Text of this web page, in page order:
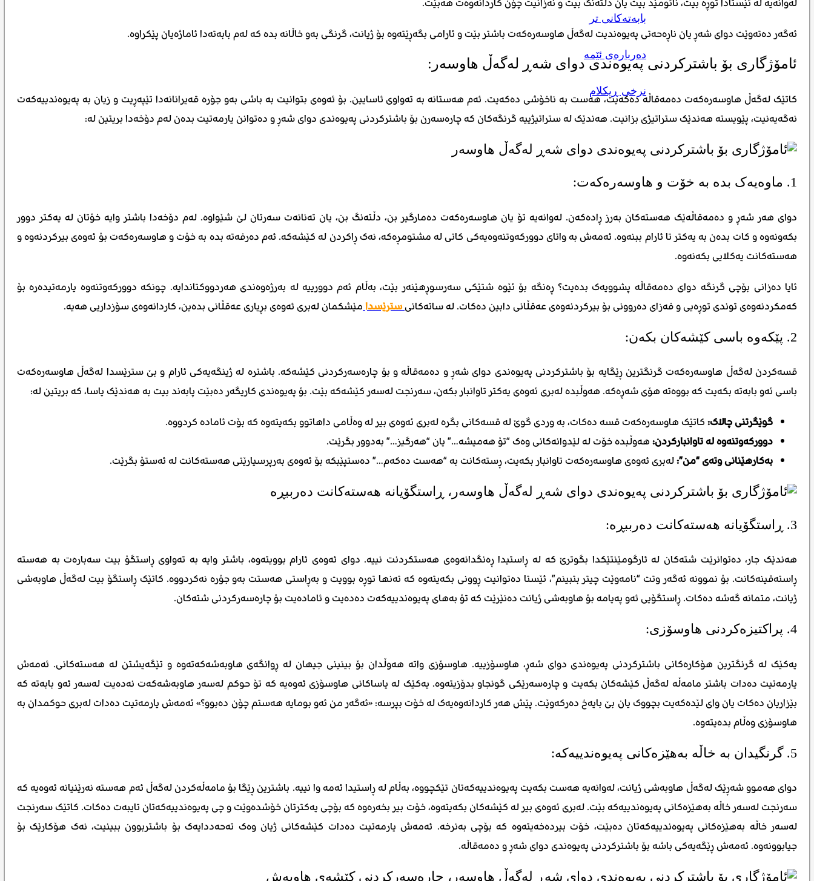
بابەتەکانی تر
دەربارەی ئێمە
نرخی ڕیکلام
ئەگەر دەتەوێت دوای شەڕ یان ناڕەحەتی پەیوەندیت لەگەڵ هاوسەرەکەت باشتر بێت و ئارامی بگەڕێتەوە بۆ ژیانت، گرنگی بەو خاڵانە بدە کە لەم بابەتەدا ئاماژەیان پێکراوە.
ئامۆژگاری بۆ باشترکردنی پەیوەندی دوای شەڕ لەگەڵ هاوسەر:
کاتێک لەگەڵ هاوسەرەکەت دەمەقاڵە دەکەیت، هەست بە ناخۆشی دەکەیت. ئەم هەستانە بە تەواوی ئاسایین. بۆ ئەوەی بتوانیت بە باشی بەو جۆرە قەیرانانەدا تێپەڕیت و زیان بە پەیوەندییەکەت
نەگەیەنیت، پێویستە هەندێک ستراتیژی بزانیت. هەندێک لە ستراتیژییە گرنگەکان کە چارەسەرن بۆ باشترکردنی پەیوەندی دوای شەڕ و دەتوانن یارمەتیت بدەن لەم دۆخەدا بریتین لە:
1. ماوەیەک بدە بە خۆت و هاوسەرەکەت:
دوای هەر شەڕ و دەمەقاڵەێک هەستەکان بەرز ڕادەکەن. لەوانەیە تۆ یان هاوسەرەکەت دەمارگیر بن، دڵتەنگ بن، یان تەنانەت سەرتان لێ شێواوە. لەم دۆخەدا باشتر وایە خۆتان لە یەکتر دوور
بکەونەوە و کات بدەن بە یەکتر تا ئارام ببنەوە. ئەمەش بە واتای دوورکەوتنەوەیەکی کاتی لە مشتومڕەکە، نەک ڕاکردن لە کێشەکە. ئەم دەرفەتە بدە بە خۆت و هاوسەرەکەت بۆ ئەوەی بیرکردنەوە و
هەستەکانت یەکلایی بکەنەوە.
ئایا دەزانی بۆچی گرنگە دوای دەمەقاڵە پشوویەک بدەیت؟ ڕەنگە بۆ ئێوە شتێکی سەرسوڕهێنەر بێت، بەڵام ئەم دوورییە لە بەرژەوەندی هەردووکتاندایە. چونکە دوورکەوتنەوە یارمەتیدەرە بۆ
کەمکردنەوەی توندی توڕەیی و فەزای دەروونی بۆ بیرکردنەوەی عەقڵانی دابین دەکات. لە ساتەکانیسترێسدامێشکمان لەبری ئەوەی بڕیاری عەقڵانی بدەین، کاردانەوەی سۆزداریی هەیە.
2. پێکەوە باسی کێشەکان بکەن:
قسەکردن لەگەڵ هاوسەرەکەت گرنگترین ڕێگایە بۆ باشترکردنی پەیوەندی دوای شەڕ و دەمەقاڵە و بۆ چارەسەرکردنی کێشەکە. باشترە لە ژینگەیەکی ئارام و بێ سترێسدا لەگەڵ هاوسەرەکەت
باسی ئەو بابەتە بکەیت کە بووەتە هۆی شەڕەکە. هەوڵبدە لەبری ئەوەی یەکتر تاوانبار بکەن، سەرنجت لەسەر کێشەکە بێت. بۆ پەیوەندی کاریگەر دەبێت پابەند بیت بە هەندێک یاسا، کە بریتین لە:
گوێگرتنی چالاک:کاتێک هاوسەرەکەت قسە دەکات، بە وردی گوێ لە قسەکانی بگرە لەبری ئەوەی بیر لە وەڵامی داهاتوو بکەیتەوە کە بۆت ئامادە کردووە.
دوورکەوتنەوە لە تاوانبارکردن:هەوڵبدە خۆت لە لێدوانەکانی وەک “تۆ هەمیشە…” یان “هەرگیز…” بەدوور بگرێت.
بەکارهێنانی وتەی “من”:لەبری ئەوەی هاوسەرەکەت تاوانبار بکەیت، ڕستەکانت بە “هەست دەکەم…” دەستپێبکە بۆ ئەوەی بەرپرسیارێتی هەستەکانت لە ئەستۆ بگرێت.
3. ڕاستگۆیانە هەستەکانت دەرببڕە:
هەندێک جار، دەتوانرێت شتەکان لە ئارگومێنتێکدا بگوترێ کە لە ڕاستیدا ڕەنگدانەوەی هەستکردنت نییە. دوای ئەوەی ئارام بوویتەوە، باشتر وایە بە تەواوی ڕاستگۆ بیت سەبارەت بە هەستە
ڕاستەقینەکانت. بۆ نموونە ئەگەر وتت “نامەوێت چیتر بتبینم”، ئێستا دەتوانیت ڕوونی بکەیتەوە کە تەنها توڕە بوویت و بەڕاستی هەستت بەو جۆرە نەکردووە. کاتێک ڕاستگۆ بیت لەگەڵ هاوبەشی
ژیانت، متمانە گەشە دەکات. ڕاستگۆیی ئەو پەیامە بۆ هاوبەشی ژیانت دەنێرێت کە تۆ بەهای پەیوەندییەکەت دەدەیت و ئامادەیت بۆ چارەسەرکردنی شتەکان.
4. پراکتیزەکردنی هاوسۆزی:
یەکێک لە گرنگترین هۆکارەکانی باشترکردنی پەیوەندی دوای شەڕ، هاوسۆزییە. هاوسۆزی واتە هەوڵدان بۆ بینینی جیهان لە ڕوانگەی هاوبەشەکەتەوە و تێگەیشتن لە هەستەکانی. ئەمەش
یارمەتیت دەدات باشتر مامەڵە لەگەڵ کێشەکان بکەیت و چارەسەرێکی گونجاو بدۆزیتەوە. یەکێک لە یاساکانی هاوسۆزی ئەوەیە کە تۆ حوکم لەسەر هاوبەشەکەت نەدەیت لەسەر ئەو بابەتە کە
بێزاریان دەکات یان وای لێدەکەیت بچووک یان بێ بایەخ دەرکەوێت. پێش هەر کاردانەوەیەک لە خۆت بپرسە: «ئەگەر من ئەو بومایە هەستم چۆن دەبوو؟» ئەمەش یارمەتیت دەدات لەبری حوکمدان بە
هاوسۆزی وەڵام بدەیتەوە.
5. گرنگیدان بە خاڵە بەهێزەکانی پەیوەندییەکە:
دوای هەموو شەڕێک لەگەڵ هاوبەشی ژیانت، لەوانەیە هەست بکەیت پەیوەندییەکەتان تێکچووە، بەڵام لە ڕاستیدا ئەمە وا نییە. باشترین ڕێگا بۆ مامەڵەکردن لەگەڵ ئەم هەستە نەرێنیانە ئەوەیە کە
سەرنجت لەسەر خاڵە بەهێزەکانی پەیوەندییەکە بێت. لەبری ئەوەی بیر لە کێشەکان بکەیتەوە، خۆت بیر بخەرەوە کە بۆچی یەکترتان خۆشدەوێت و چی پەیوەندییەکەتان تایبەت دەکات. کاتێک سەرنجت
لەسەر خاڵە بەهێزەکانی پەیوەندییەکەتان دەبێت، خۆت بیردەخەیتەوە کە بۆچی بەنرخە. ئەمەش یارمەتیت دەدات کێشەکانی ژیان وەک تەحەددایەک بۆ باشتربوون ببینیت، نەک هۆکارێک بۆ
جیابوونەوە. ئەمەش ڕێگەیەکی باشە بۆ باشترکردنی پەیوەندی دوای شەڕ و دەمەقاڵە.